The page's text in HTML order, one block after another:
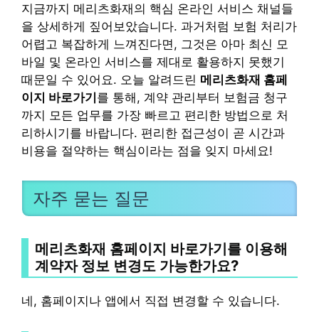
지금까지 메리츠화재의 핵심 온라인 서비스 채널들
을 상세하게 짚어보았습니다. 과거처럼 보험 처리가
어렵고 복잡하게 느껴진다면, 그것은 아마 최신 모
바일 및 온라인 서비스를 제대로 활용하지 못했기
때문일 수 있어요. 오늘 알려드린 메리츠화재 홈페
이지 바로가기를 통해, 계약 관리부터 보험금 청구
까지 모든 업무를 가장 빠르고 편리한 방법으로 처
리하시기를 바랍니다. 편리한 접근성이 곧 시간과
비용을 절약하는 핵심이라는 점을 잊지 마세요!
자주 묻는 질문
메리츠화재 홈페이지 바로가기를 이용해
계약자 정보 변경도 가능한가요?
네, 홈페이지나 앱에서 직접 변경할 수 있습니다.